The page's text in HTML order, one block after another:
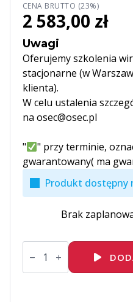
CENA BRUTTO (23%)
2 583,00 zł
Uwagi
Oferujemy szkolenia
stacjonarne (w
klienta).
W celu ustalenia
na osec@osec.pl
"
" przy terminie,
gwarantowany( ma
Produkt dostępny
Brak
ilość
FitSM®
Foundation